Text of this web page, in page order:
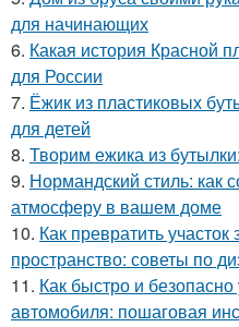
для начинающих
6. Какая история Красной
для России
7. Ёжик из пластиковых
для детей
8. Творим ежика из
9. Нормандский стиль: как
атмосферу в вашем доме
10. Как превратить
пространство: советы по
11. Как быстро и безопасно
автомобиля: пошаговая